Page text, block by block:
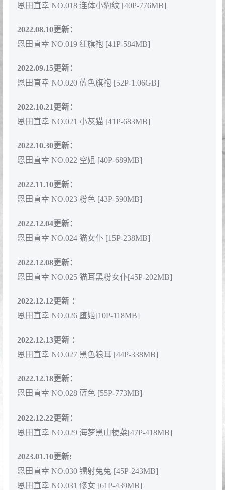
恩田直幸 NO.018 连体小豹纹 [40P-776MB]
2022.08.10更新：
恩田直幸 NO.019 红旗袍 [41P-584MB]
2022.09.15更新：
恩田直幸 NO.020 蓝色旗袍 [52P-1.06GB]
2022.10.21更新：
恩田直幸 NO.021 小灰猫 [41P-683MB]
2022.10.30更新：
恩田直幸 NO.022 空姐 [40P-689MB]
2022.11.10更新：
恩田直幸 NO.023 粉色 [43P-590MB]
2022.12.04更新：
恩田直幸 NO.024 猫女仆 [15P-238MB]
2022.12.08更新：
恩田直幸 NO.025 猫耳黑粉女仆[45P-202MB]
2022.12.12更新 ：
恩田直幸 NO.026 堕姬[10P-118MB]
2022.12.13更新 ：
恩田直幸 NO.027 黑色狼耳 [44P-338MB]
2022.12.18更新：
恩田直幸 NO.028 蓝色 [55P-773MB]
2022.12.22更新：
恩田直幸 NO.029 海梦黑山梗菜[47P-418MB]
2023.01.10更新:
恩田直幸 NO.030 镭射兔兔 [45P-243MB]
恩田直幸 NO.031 修女 [61P-439MB]